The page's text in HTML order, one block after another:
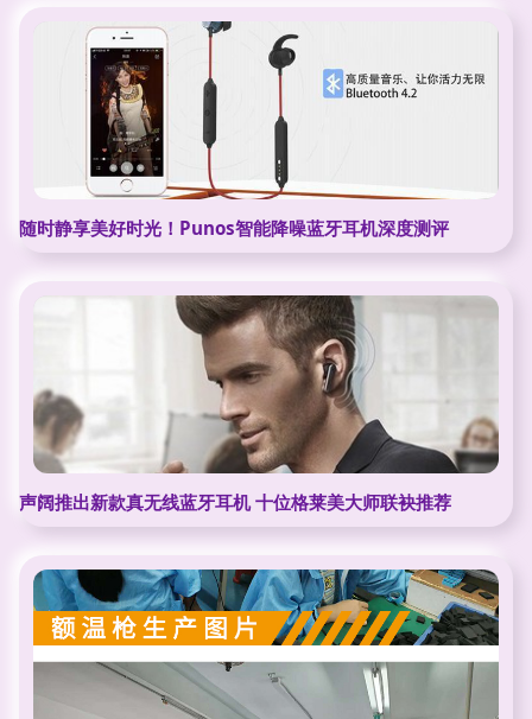
随时静享美好时光！Punos智能降噪蓝牙耳机深度测评
声阔推出新款真无线蓝牙耳机 十位格莱美大师联袂推荐